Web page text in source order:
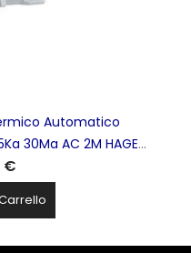
Automatico
30Ma AC 2M HAGER
€